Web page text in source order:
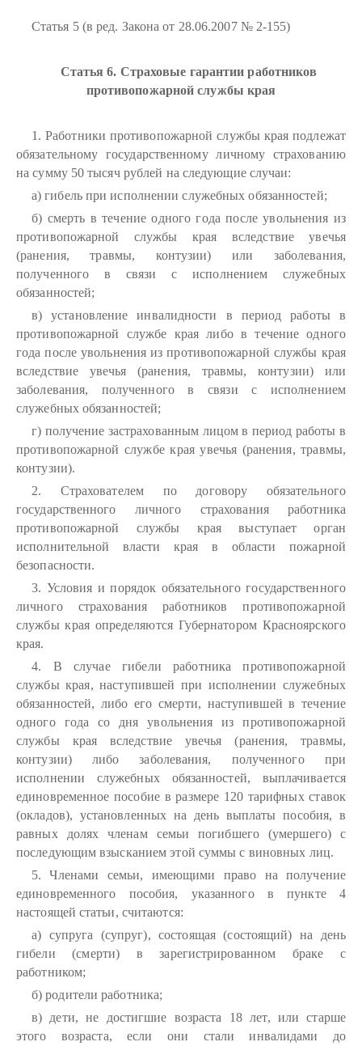
Статья 5 (в ред. Закона от 28.06.2007 № 2-155)
Статья 6. Страховые гарантии работников
противопожарной службы края
1. Работники противопожарной службы края подлежат
обязательному государственному личному страхованию
на сумму 50 тысяч рублей на следующие случаи:
а) гибель при исполнении служебных обязанностей;
б) смерть в течение одного года после увольнения из
противопожарной службы края вследствие увечья
(ранения, травмы, контузии) или заболевания,
полученного в связи с исполнением служебных
обязанностей;
в) установление инвалидности в период работы в
противопожарной службе края либо в течение одного
года после увольнения из противопожарной службы края
вследствие увечья (ранения, травмы, контузии) или
заболевания, полученного в связи с исполнением
служебных обязанностей;
г) получение застрахованным лицом в период работы в
противопожарной службе края увечья (ранения, травмы,
контузии).
2. Страхователем по договору обязательного
государственного личного страхования работника
противопожарной службы края выступает орган
исполнительной власти края в области пожарной
безопасности.
3. Условия и порядок обязательного государственного
личного страхования работников противопожарной
службы края определяются Губернатором Красноярского
края.
4. В случае гибели работника противопожарной
службы края, наступившей при исполнении служебных
обязанностей, либо его смерти, наступившей в течение
одного года со дня увольнения из противопожарной
службы края вследствие увечья (ранения, травмы,
контузии) либо заболевания, полученного при
исполнении служебных обязанностей, выплачивается
единовременное пособие в размере 120 тарифных ставок
(окладов), установленных на день выплаты пособия, в
равных долях членам семьи погибшего (умершего) с
последующим взысканием этой суммы с виновных лиц.
5. Членами семьи, имеющими право на получение
единовременного пособия, указанного в пункте 4
настоящей статьи, считаются:
а) супруга (супруг), состоящая (состоящий) на день
гибели (смерти) в зарегистрированном браке с
работником;
б) родители работника;
в) дети, не достигшие возраста 18 лет, или старше
этого возраста, если они стали инвалидами до